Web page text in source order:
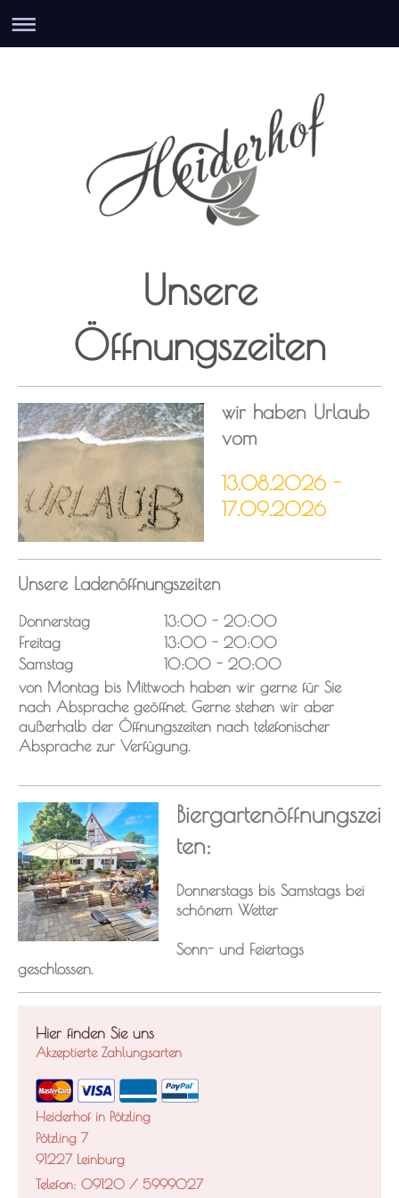
Unsere
Öffnungszeiten
wir haben Urlaub
vom
13.08.2026 -
17.09.2026
Unsere Ladenöffnungszeiten
Donnerstag 13:00 - 20:00
Freitag
13:00 - 20:00
Samstag
10:00 - 20:00
von Montag bis Mittwoch haben wir gerne für Sie
nach Absprache geöffnet. Gerne stehen wir aber
außerhalb der Öffnungszeiten nach telefonischer
Absprache zur Verfügung.
Biergartenöffnungszei
ten:
Donnerstags bis Samstags bei
schönem Wetter
Sonn- und Feiertags
geschlossen.
Hier finden Sie uns
Akzeptierte Zahlungsarten
Heiderhof in Pötzling
Pötzling 7
91227 Leinburg
Telefon: 09120 / 5999027